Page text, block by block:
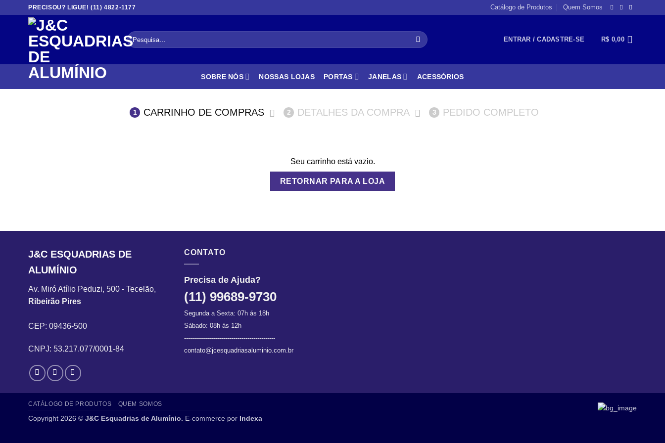
PRECISOU? LIGUE! (11) 4822-1177 Catálogo de Produtos Quem Somos
Pesquisar
por:
ENTRAR / CADASTRE-SE R$ 0,00
SOBRE NÓS NOSSAS LOJAS PORTAS JANELAS ACESSÓRIOS
1 CARRINHO DE COMPRAS 2 DETALHES DA COMPRA 3 PEDIDO COMPLETO
Seu carrinho está vazio.
RETORNAR PARA A LOJA
J&C ESQUADRIAS DE
ALUMÍNIO
Av. Miró Atílio Peduzi, 500 - Tecelão,
Ribeirão Pires
CEP: 09436-500
CNPJ: 53.217.077/0001-84
CONTATO
Precisa de Ajuda?
(11) 99689-9730
Segunda a Sexta: 07h ás 18h
Sábado: 08h ás 12h
----------------------------------------------
contato@jcesquadriasaluminio.com.br
CATÁLOGO DE PRODUTOS QUEM SOMOS
Copyright 2026 © J&C Esquadrias de Alumínio. E-commerce por Indexa